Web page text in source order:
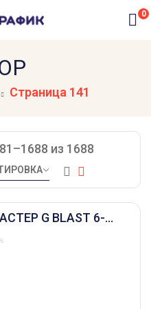
0
Страница 141
из 1688
G BLAST 6-